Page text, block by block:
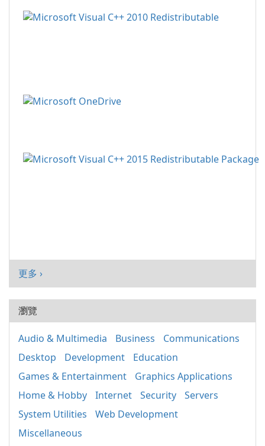
更多 ›
瀏覽
Audio & Multimedia Business
Communications
Desktop
Development
Education
Games & Entertainment
Graphics Applications
Home & Hobby
Internet Security
Servers
System Utilities
Web Development
Miscellaneous